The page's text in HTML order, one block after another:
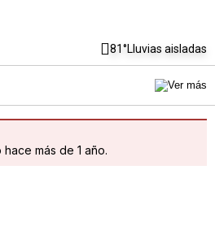
81°Lluvias aisladas
más de 1 año.